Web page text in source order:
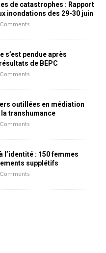
de catastrophes : Rapport
inondations des 29-30 juin
s’est pendue après
de BEPC
outillées en médiation
transhumance
l’identité : 150 femmes
supplétifs